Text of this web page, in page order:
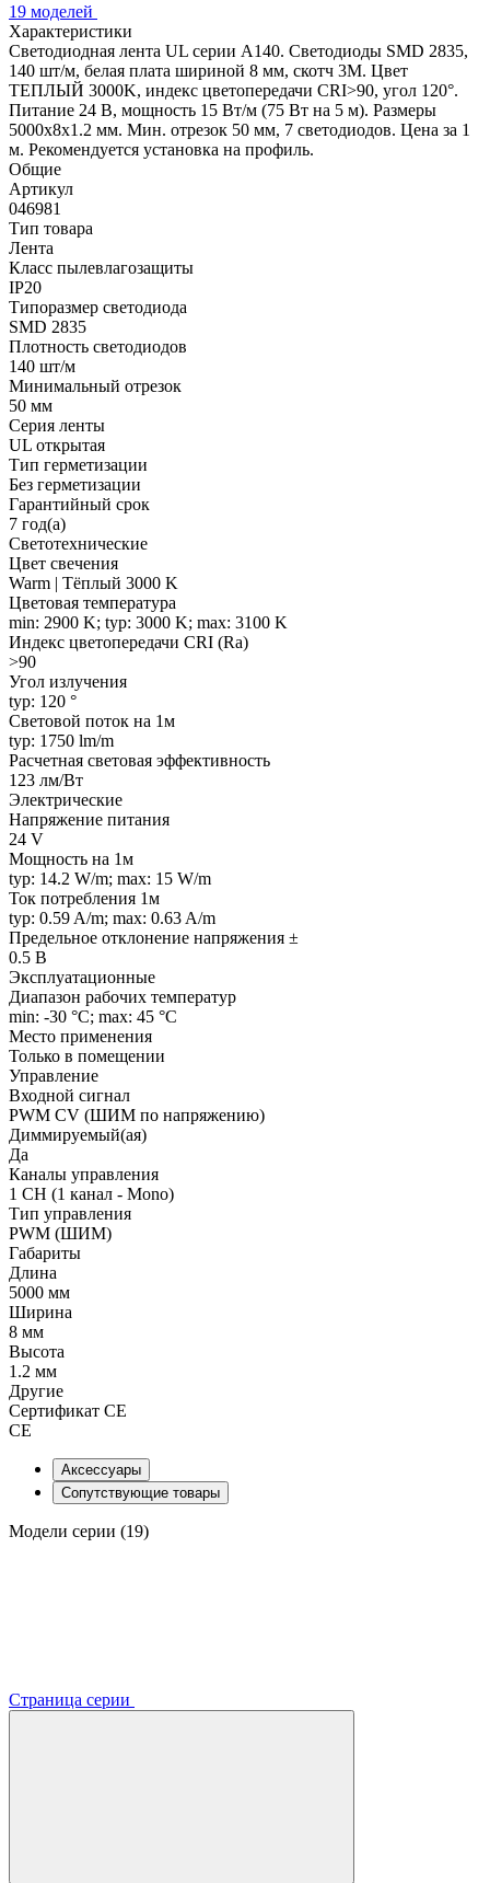
19 моделей
Характеристики
Светодиодная лента UL серии A140. Светодиоды SMD 2835,
140 шт/м, белая плата шириной 8 мм, скотч 3M. Цвет
ТЕПЛЫЙ 3000K, индекс цветопередачи CRI>90, угол 120°.
Питание 24 В, мощность 15 Вт/м (75 Вт на 5 м). Размеры
5000x8x1.2 мм. Мин. отрезок 50 мм, 7 светодиодов. Цена за 1
м. Рекомендуется установка на профиль.
Общие
Артикул
046981
Тип товара
Лента
Класс пылевлагозащиты
IP20
Типоразмер светодиода
SMD 2835
Плотность светодиодов
140 шт/м
Минимальный отрезок
50 мм
Серия ленты
UL открытая
Тип герметизации
Без герметизации
Гарантийный срок
7 год(а)
Светотехнические
Цвет свечения
Warm | Тёплый 3000 K
Цветовая температура
min: 2900 K; typ: 3000 K; max: 3100 K
Индекс цветопередачи CRI (Ra)
>90
Угол излучения
typ: 120 °
Световой поток на 1м
typ: 1750 lm/m
Расчетная световая эффективность
123 лм/Вт
Электрические
Напряжение питания
24 V
Мощность на 1м
typ: 14.2 W/m; max: 15 W/m
Ток потребления 1м
typ: 0.59 A/m; max: 0.63 A/m
Предельное отклонение напряжения ±
0.5 В
Эксплуатационные
Диапазон рабочих температур
min: -30 °C; max: 45 °C
Место применения
Только в помещении
Управление
Входной сигнал
PWM СV (ШИМ по напряжению)
Диммируемый(ая)
Да
Каналы управления
1 CH (1 канал - Mono)
Тип управления
PWM (ШИМ)
Габариты
Длина
5000 мм
Ширина
8 мм
Высота
1.2 мм
Другие
Сертификат CE
CE
Аксессуары
Сопутствующие товары
Модели серии (19)
Страница серии